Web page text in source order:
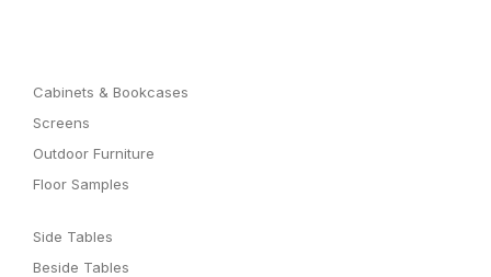
Cabinets & Bookcases
Screens
Outdoor Furniture
Floor Samples
Side Tables
Beside Tables